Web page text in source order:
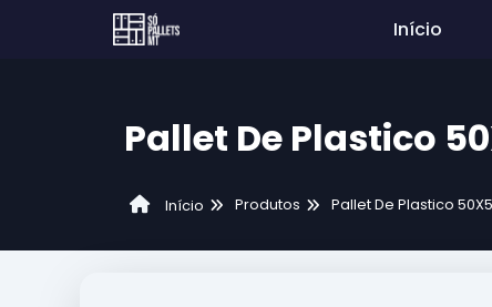
Início
Pallet De Plastico
Início Produtos Pallet De Plastico